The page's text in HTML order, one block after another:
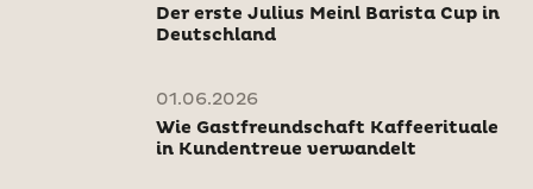
Der erste Julius Meinl Barista Cup in
Deutschland
01.06.2026
Wie Gastfreundschaft Kaffeerituale
in Kundentreue verwandelt